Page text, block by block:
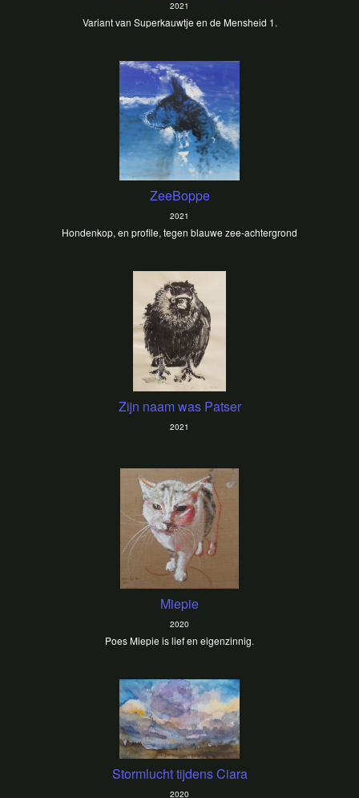
2021
Variant van Superkauwtje en de Mensheid 1.
ZeeBoppe
2021
Hondenkop, en profile, tegen blauwe zee-achtergrond
Zijn naam was Patser
2021
Miepie
2020
Poes Miepie is lief en eigenzinnig.
Stormlucht tijdens Ciara
2020